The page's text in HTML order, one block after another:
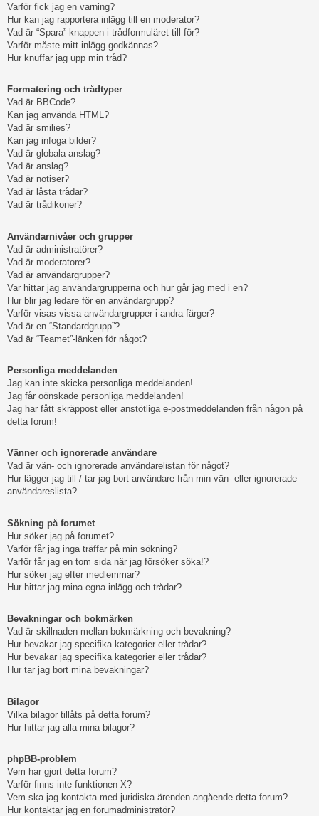
Varför fick jag en varning?
Hur kan jag rapportera inlägg till en moderator?
Vad är “Spara”-knappen i trådformuläret till för?
Varför måste mitt inlägg godkännas?
Hur knuffar jag upp min tråd?
Formatering och trådtyper
Vad är BBCode?
Kan jag använda HTML?
Vad är smilies?
Kan jag infoga bilder?
Vad är globala anslag?
Vad är anslag?
Vad är notiser?
Vad är låsta trådar?
Vad är trådikoner?
Användarnivåer och grupper
Vad är administratörer?
Vad är moderatorer?
Vad är användargrupper?
Var hittar jag användargrupperna och hur går jag med i en?
Hur blir jag ledare för en användargrupp?
Varför visas vissa användargrupper i andra färger?
Vad är en “Standardgrupp”?
Vad är “Teamet”-länken för något?
Personliga meddelanden
Jag kan inte skicka personliga meddelanden!
Jag får oönskade personliga meddelanden!
Jag har fått skräppost eller anstötliga e-postmeddelanden från någon på
detta forum!
Vänner och ignorerade användare
Vad är vän- och ignorerade användarelistan för något?
Hur lägger jag till / tar jag bort användare från min vän- eller ignorerade
användareslista?
Sökning på forumet
Hur söker jag på forumet?
Varför får jag inga träffar på min sökning?
Varför får jag en tom sida när jag försöker söka!?
Hur söker jag efter medlemmar?
Hur hittar jag mina egna inlägg och trådar?
Bevakningar och bokmärken
Vad är skillnaden mellan bokmärkning och bevakning?
Hur bevakar jag specifika kategorier eller trådar?
Hur bevakar jag specifika kategorier eller trådar?
Hur tar jag bort mina bevakningar?
Bilagor
Vilka bilagor tillåts på detta forum?
Hur hittar jag alla mina bilagor?
phpBB-problem
Vem har gjort detta forum?
Varför finns inte funktionen X?
Vem ska jag kontakta med juridiska ärenden angående detta forum?
Hur kontaktar jag en forumadministratör?